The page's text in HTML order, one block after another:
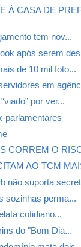
À CASA DE
tem nov...
após serem
de 10 mil foto...
em
por ver...
parlamentares
CORREM O
AO TCM
não suporta
sozinhas perma...
cotidiano...
do "Bom Dia...